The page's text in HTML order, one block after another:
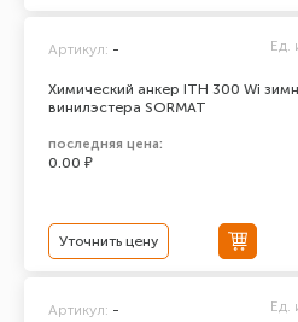
Химический анкер ITH 300 Wi
винилэстера SORMAT
Артикул: - Ед.
последняя цена:
0.00 ₽
Уточнить цену
Артикул: - Ед.